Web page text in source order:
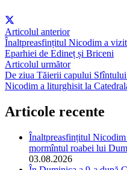
Articolul anterior
Înaltpreasfințitul Nicodim a
Eparhiei de Edineț și Briceni
Articolul următor
De ziua Tăierii capului
Nicodim a liturghisit la
Articole recente
Înaltpreasfințitul
mormîntul roabei lui
03.08.2026